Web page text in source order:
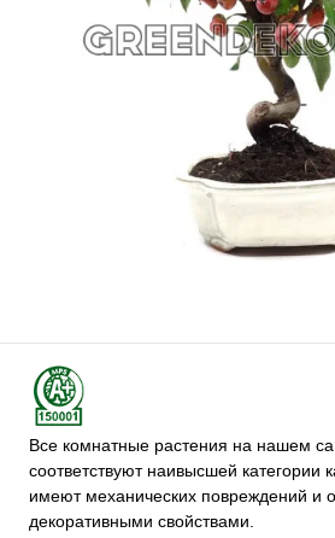
Все комнатные растения на нашем
соответствуют наивысшей категории
имеют механических повреждений и
декоративными свойствами.